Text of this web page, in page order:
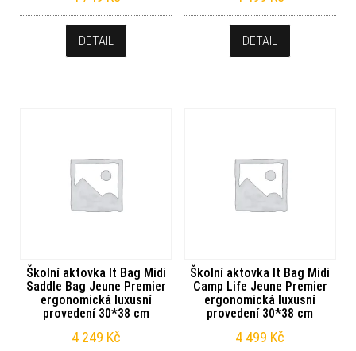
DETAIL DETAIL
Školní aktovka It Bag Midi
Saddle Bag Jeune Premier
ergonomická luxusní
provedení 30*38 cm
4 249 Kč
Školní aktovka It Bag Midi
Camp Life Jeune Premier
ergonomická luxusní
provedení 30*38 cm
4 499 Kč